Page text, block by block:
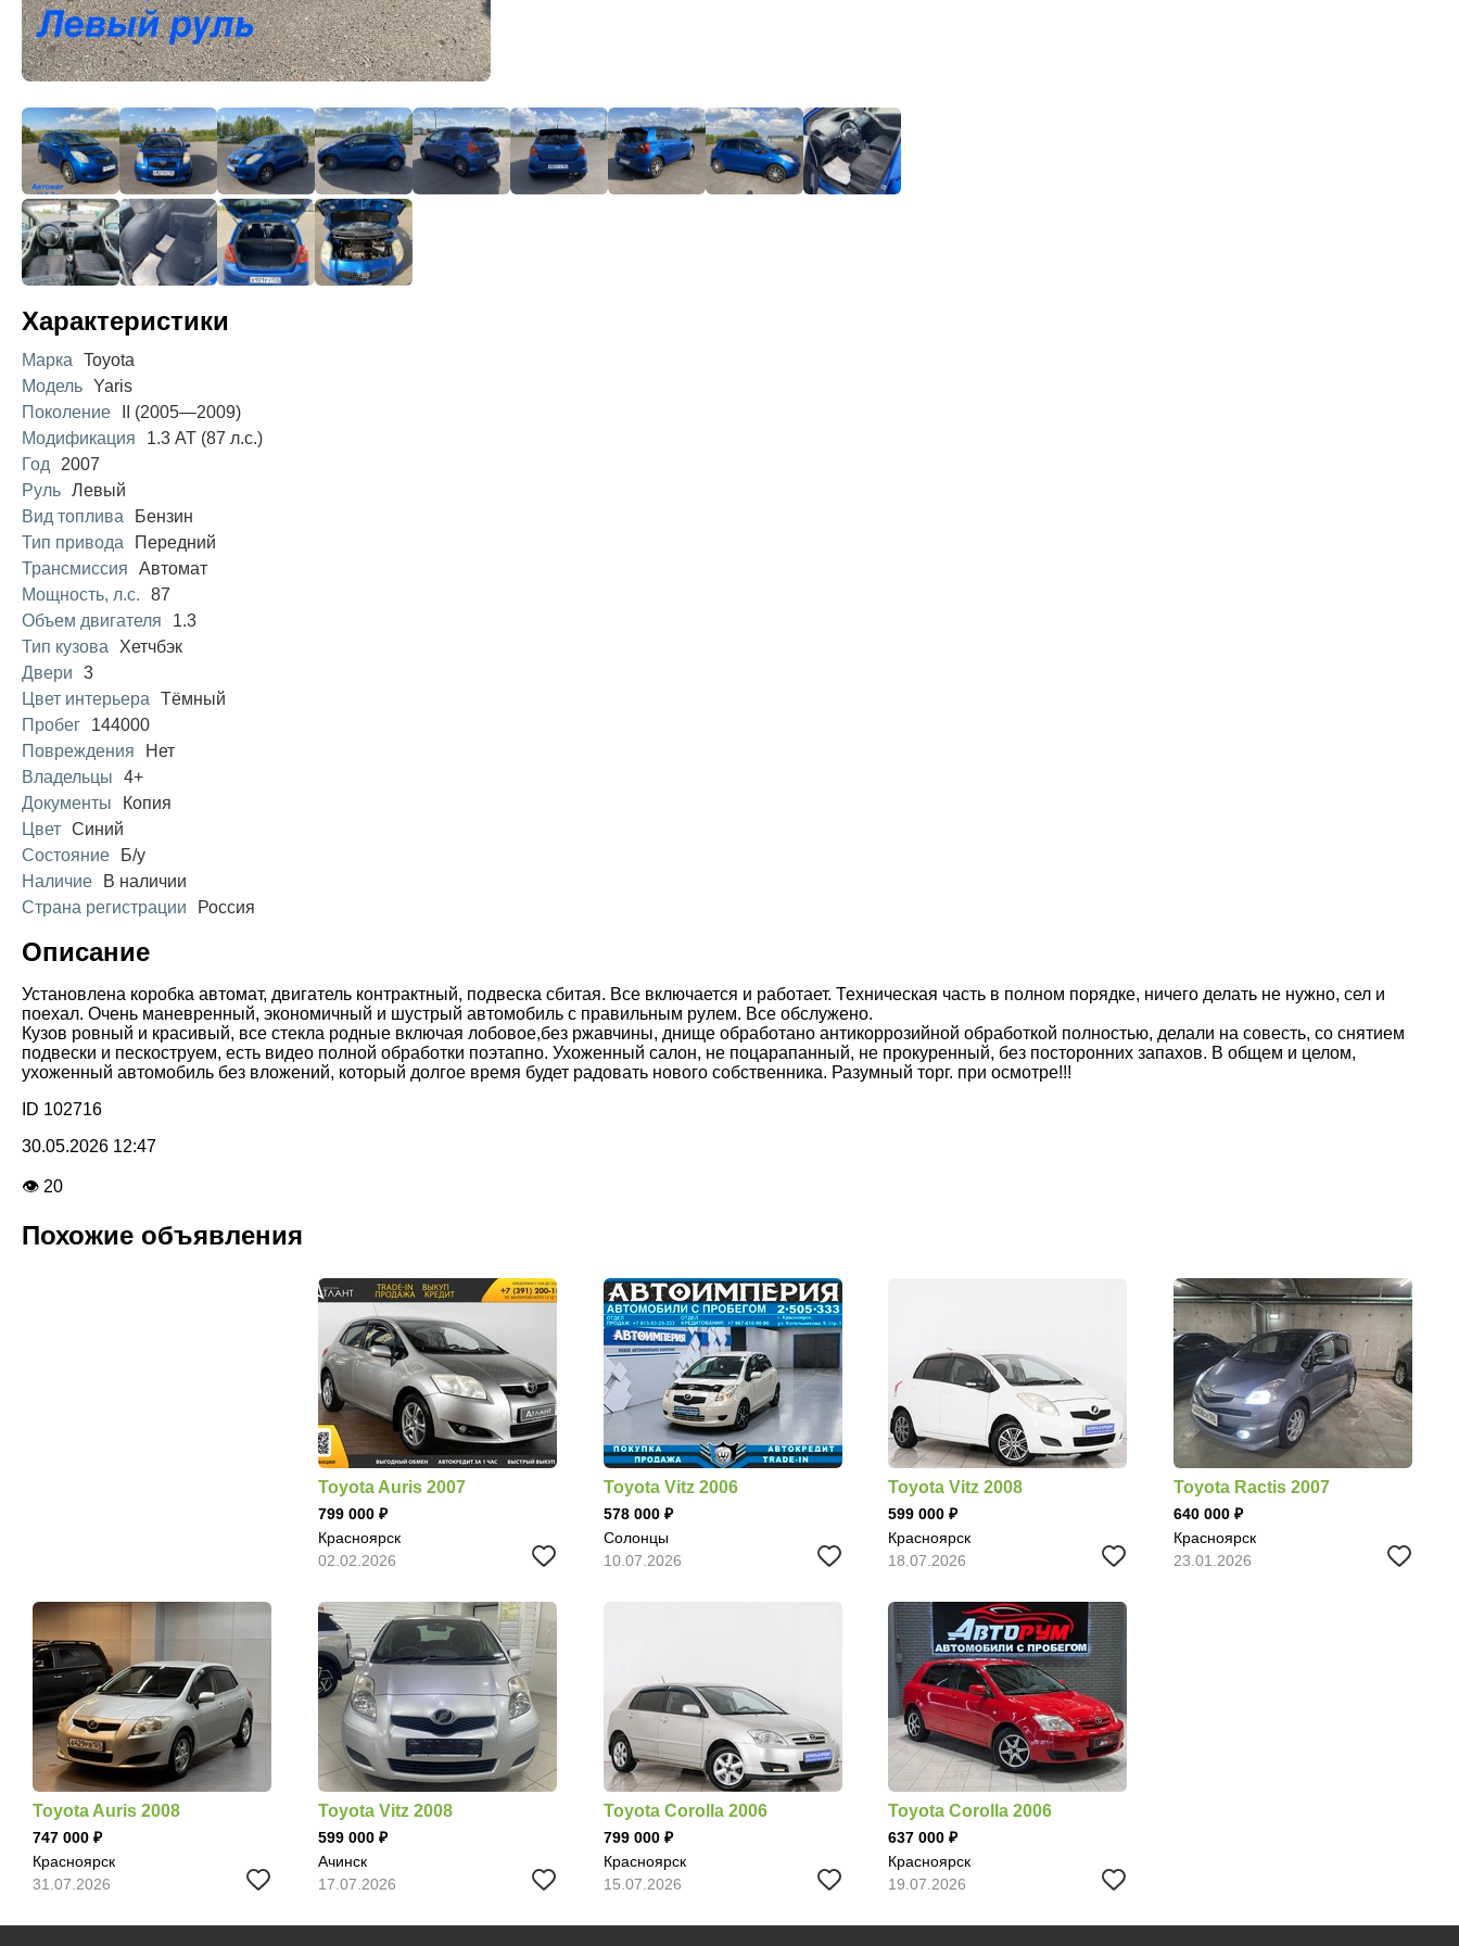
Характеристики
Марка
Toyota
Модель Yaris
Поколение
II (2005—2009)
Модификация
1.3 AT (87 л.с.)
Год
2007
Руль Левый
Вид топлива
Бензин
Тип привода
Передний
Трансмиссия
Автомат
Мощность, л.с.
87
Объем двигателя
1.3
Тип кузова
Хетчбэк
Двери
3
Цвет интерьера
Тёмный
Пробег
144000
Повреждения
Нет
Владельцы
4+
Документы
Копия
Цвет Синий
Состояние
Б/у
Наличие
В наличии
Страна регистрации
Россия
Описание
Установлена коробка автомат, двигатель контрактный, подвеска сбитая. Все включается и работает. Техническая часть в полном порядке, ничего делать не нужно, сел и
поехал. Очень маневренный, экономичный и шустрый автомобиль с правильным рулем. Все обслужено.
Кузов ровный и красивый, все стекла родные включая лобовое,без ржавчины, днище обработано антикоррозийной обработкой полностью, делали на совесть, со снятием
подвески и пескоструем, есть видео полной обработки поэтапно. Ухоженный салон, не поцарапанный, не прокуренный, без посторонних запахов. В общем и целом,
ухоженный автомобиль без вложений, который долгое время будет радовать нового собственника. Разумный торг. при осмотре!!!
ID 102716
30.05.2026 12:47
👁 20
Похожие объявления
Toyota Auris 2007
799 000
Красноярск
02.02.2026
Toyota Vitz 2006
578 000
Солонцы
10.07.2026
Toyota Vitz 2008
599 000
Красноярск
18.07.2026
Toyota Ractis 2007
640 000
Красноярск
23.01.2026
Toyota Auris 2008
747 000
Красноярск
31.07.2026
Toyota Vitz 2008
599 000
Ачинск
17.07.2026
Toyota Corolla 2006
799 000
Красноярск
15.07.2026
Toyota Corolla 2006
637 000
Красноярск
19.07.2026